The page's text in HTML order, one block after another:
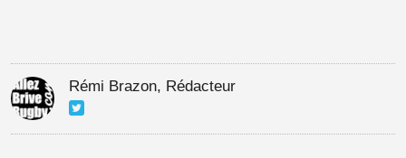
Rémi Brazon, Rédacteur